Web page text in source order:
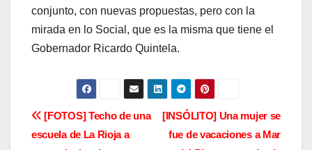
conjunto, con nuevas propuestas, pero con la
mirada en lo Social, que es la misma que tiene el
Gobernador Ricardo Quintela.
N
[INSÓLITO] Una mujer se
fue de vacaciones a Mar
[FOTOS] Techo de una
escuela de La Rioja a